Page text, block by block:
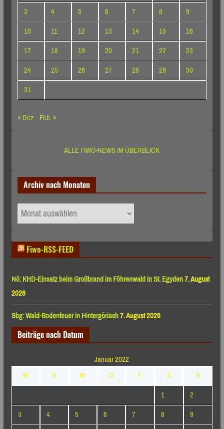
3
4 5 6 7 8
9
10
11 12 13 14 15
16
17
18 19 20 21 22
23
24
25 26 27 28 29
30
31
« Dez. Feb. »
ALLE FIWO-NEWS IM ÜBERBLICK
Archiv nach Monaten
Archiv
nach
Fiwo-RSS-FEED
Nö: KHD-Einsatz beim Großbrand im Föhrenwald in St. Egyden7. August
2026
Sbg: Wald-Bodenfeuer in Hintergöriach7. August 2026
Beiträge nach Datum
Januar 2022
M
D M D F S
S
1
2
3
4 5 6 7 8
9